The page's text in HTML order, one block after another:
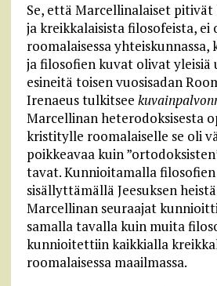
Se, että Marcellinalaiset pitivät
ja kreikkalaisista filosofeista,
roomalaisessa
ja filosofien kuvat olivat yleisiä
esineitä toisen vuosisadan
Irenaeus tulkitsee
Marcellinan heterodoksisesta
kristitylle roomalaiselle se oli
poikkeavaa kuin
tavat. Kunnioitamalla
sisällyttämällä Jeesuksen
Marcellinan seuraajat
samalla tavalla kuin muita
kunnioitettiin kaikkialla
roomalaisessa maailmassa.